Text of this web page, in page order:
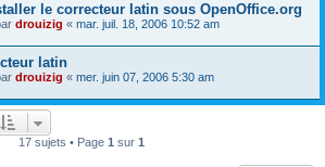
le correcteur latin sous OpenOffice.org
drouizig « mar. juil. 18, 2006 10:52 am
latin
drouizig « mer. juin 07, 2006 5:30 am
17 sujets • Page 1 sur 1